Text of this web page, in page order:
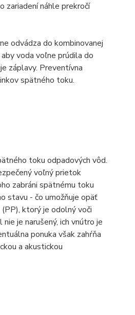
zariadení náhle prekročí
odvádza do kombinovanej
voda voľne prúdila do
záplavy. Preventívna
spätného toku.
toku odpadových vôd.
voľný prietok
zabráni spätnému toku
stavu - čo umožňuje opäť
ktorý je odolný voči
je narušený, ich vnútro je
ponuka však zahŕňa
a akustickou